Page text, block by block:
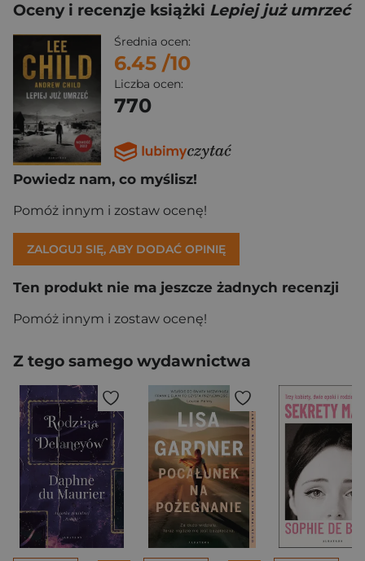
Oceny i recenzje książki Lepiej już umrzeć
Średnia ocen:
6.45 /10
Liczba ocen:
770
Powiedz nam, co myślisz!
Pomóż innym i zostaw ocenę!
ZALOGUJ SIĘ, ABY DODAĆ OPINIĘ
Ten produkt nie ma jeszcze żadnych recenzji
Pomóż innym i zostaw ocenę!
Z tego samego wydawnictwa